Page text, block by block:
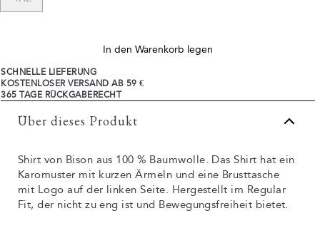
In den Warenkorb legen
SCHNELLE LIEFERUNG
KOSTENLOSER VERSAND AB 59 €
365 TAGE RÜCKGABERECHT
Über dieses Produkt
Shirt von Bison aus 100 % Baumwolle. Das Shirt hat ein
Karomuster mit kurzen Ärmeln und eine Brusttasche
mit Logo auf der linken Seite. Hergestellt im Regular
Fit, der nicht zu eng ist und Bewegungsfreiheit bietet.